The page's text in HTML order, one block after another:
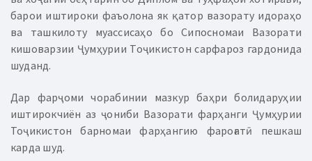
барои иштироки фаъолона як қатор вазорату идораҳо
ва ташкилоту муассисаҳо бо Сипосномаи Вазорати
кишоварзии Ҷумҳурии Тоҷикистон сарфароз гардонида
шуданд.
Дар фарҷоми чорабинии мазкур баҳри болидаруҳии
иштирокчиён аз ҷониби Вазорати фарҳанги Ҷумҳурии
Тоҷикистон барномаи фарҳангию фароғатӣ пешкаш
карда шуд.